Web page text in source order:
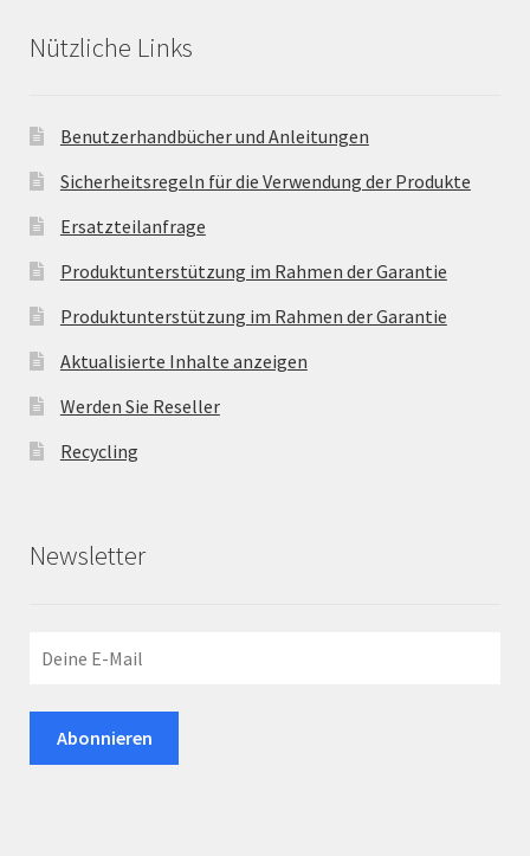
Nützliche Links
Benutzerhandbücher und Anleitungen
Sicherheitsregeln für die Verwendung der Produkte
Ersatzteilanfrage
Produktunterstützung im Rahmen der Garantie
Produktunterstützung im Rahmen der Garantie
Aktualisierte Inhalte anzeigen
Werden Sie Reseller
Recycling
Newsletter